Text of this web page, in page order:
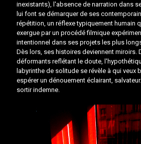
inexistants), l'absence de narration dans
lui font se démarquer de ses
répétition, un réflexe typiquement humain
exergue par un procédé filmique
intentionnel dans ses projets les plus
Dès lors, ses histoires deviennent miroirs.
déformants reflétant le doute,
labyrinthe de solitude se révèle à qui veux
espérer un dénouement éclairant,
sortir indemne.